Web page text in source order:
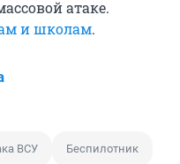
атаке.
и школам.
ВСУ Беспилотник